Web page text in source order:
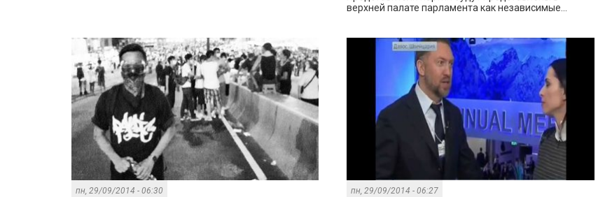
верхней палате парламента как независимые...
пн, 29/09/2014 - 06:30 пн, 29/09/2014 - 06:27